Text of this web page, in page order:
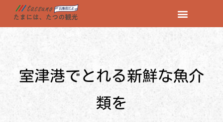
コ
室津港でとれる新鮮な魚介
類を